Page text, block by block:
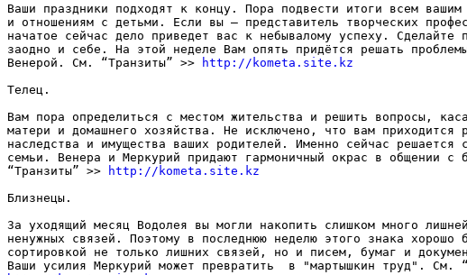
Ваши праздники подходят к концу. Пора подвести итоги всем вашим
и отношениям с детьми. Если вы — представитель творческих
начатое сейчас дело приведет вас к небывалому успеху. Сделайте
заодно и себе. На этой неделе Вам опять придётся решать
Венерой. См. “Транзиты” >>
http://kometa.site.kz
Телец.
Вам пора определиться с местом жительства и решить вопросы,
матери и домашнего хозяйства. Не исключено, что вам приходится
наследства и имущества ваших родителей. Именно сейчас решается
семьи. Венера и Меркурий придают гармоничный окрас в общении с
“Транзиты” >>
http://kometa.site.kz
Близнецы.
За уходящий месяц Водолея вы могли накопить слишком много
ненужных связей. Поэтому в последнюю неделю этого знака хорошо
сортировкой не только лишних связей, но и писем, бумаг и